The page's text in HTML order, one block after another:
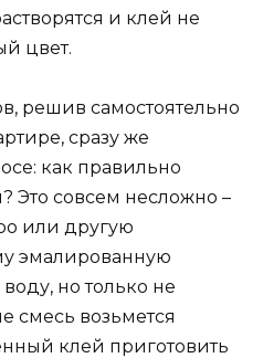
и клей не
цвет.
решив самостоятельно
сразу же
как правильно
Это совсем несложно –
или другую
эмалированную
но только не
смесь возьмется
клей приготовить